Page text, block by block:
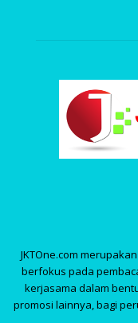
JKTOne.com
berfokus pada
kerjasama dalam
promosi lainnya, bagi